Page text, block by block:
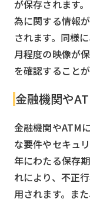
が保存されます
為に関する情報
されます。同様
月程度の映像が
を確認することが
金融機関や
金融機関やATM
な要件やセキュ
年にわたる保存
れにより、不正
用されます。ま